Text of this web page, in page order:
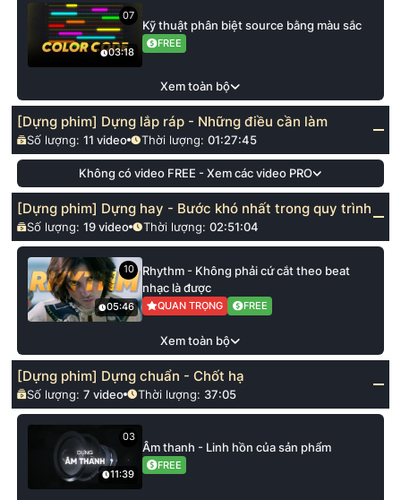
07
03:18
Kỹ thuật phân biệt source bằng màu sắc
FREE
Xem toàn bộ
[Dựng phim] Dựng lắp ráp - Những điều cần làm
Số lượng:11 video Thời lượng: 01:27:45
Không có video FREE - Xem các video PRO
[Dựng phim] Dựng hay - Bước khó nhất trong quy trình
Số lượng:19 video Thời lượng: 02:51:04
10
05:46
Rhythm - Không phải cứ cắt theo beat
nhạc là được
QUAN TRỌNG FREE
Xem toàn bộ
[Dựng phim] Dựng chuẩn - Chốt hạ
Số lượng:7 video Thời lượng: 37:05
03
11:39
Âm thanh - Linh hồn của sản phẩm
FREE